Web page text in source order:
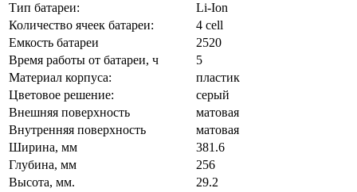
Тип батареи:
Li-Ion
Количество ячеек батареи:
4 cell
Емкость батареи
2520
Время работы от батареи, ч
5
Материал корпуса:
пластик
Цветовое решение:
серый
Внешняя поверхность
матовая
Внутренняя поверхность
матовая
Ширина, мм
381.6
Глубина, мм
256
Высота, мм.
29.2